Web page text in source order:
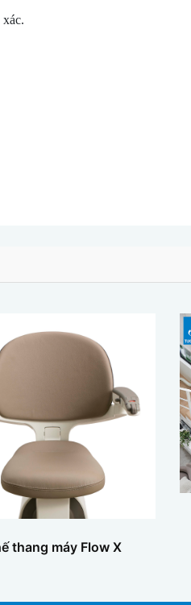
thang máy Flow X